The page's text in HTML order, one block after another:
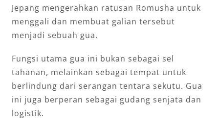
Jepang mengerahkan ratusan Romusha untuk
menggali dan membuat galian tersebut
menjadi sebuah gua.
Fungsi utama gua ini bukan sebagai sel
tahanan, melainkan sebagai tempat untuk
berlindung dari serangan tentara sekutu. Gua
ini juga berperan sebagai gudang senjata dan
logistik.